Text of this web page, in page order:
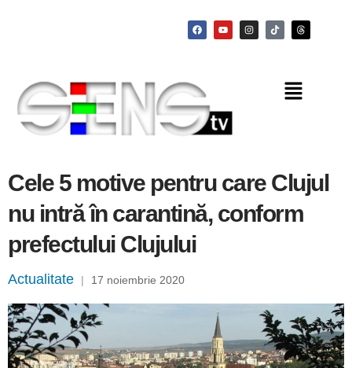
Cele 5 motive pentru care Clujul
nu intră în carantină, conform
prefectului Clujului
Actualitate | 17 noiembrie 2020